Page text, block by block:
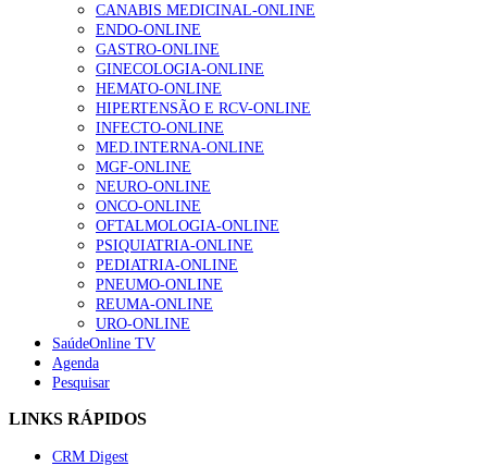
CANABIS MEDICINAL-ONLINE
ENDO-ONLINE
GASTRO-ONLINE
GINECOLOGIA-ONLINE
HEMATO-ONLINE
HIPERTENSÃO E RCV-ONLINE
INFECTO-ONLINE
MED.INTERNA-ONLINE
MGF-ONLINE
NEURO-ONLINE
ONCO-ONLINE
OFTALMOLOGIA-ONLINE
PSIQUIATRIA-ONLINE
PEDIATRIA-ONLINE
PNEUMO-ONLINE
REUMA-ONLINE
URO-ONLINE
SaúdeOnline TV
Agenda
Pesquisar
LINKS RÁPIDOS
CRM Digest